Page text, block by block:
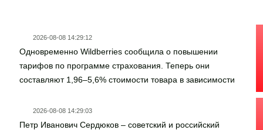
2026-08-08 14:29:12
Одновременно Wildberries сообщила о повышении
тарифов по программе страхования. Теперь они
составляют 1,96–5,6% стоимости товара в зависимости
страхования не содержат указание, что они покрывают
товарные остатки на складах, это значит, что гибель или
2026-08-08 14:29:03
Петр Иванович Сердюков – советский и российский